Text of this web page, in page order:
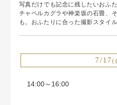
写真だけでも記念に残したいおふ
チャペルカグラや神楽坂の石畳、
も。おふたりに合った撮影スタイ
7/17(
14:00～16:00